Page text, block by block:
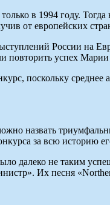
в 1994 году.
от европейских
России на
повторить успех
поскольку
назвать
за всю историю
далеко не таким
Их песня